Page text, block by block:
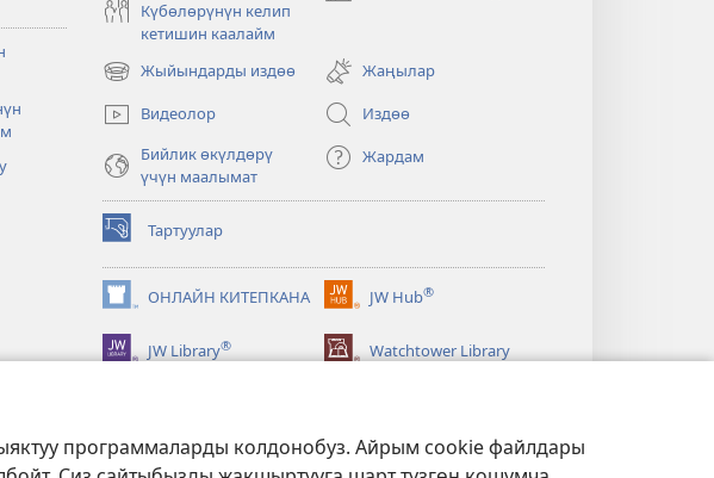
программаларды колдонобуз. Айрым cookie файлдары
Күбөлөрүнүн келип
кетишин каалайм
Жыйындарды издөө
(жаңы
терезе
ачат)
Жаңылар
Видеолор
Издөө
Бийлик өкүлдөрү
үчүн маалымат
Жардам
Тартуулар
(жаңы
терезе
ачат)
ОНЛАЙН КИТЕПКАНА
(жаңы
терезе
ачат)
JW Hub®
(жаңы
терезе
ачат)
JW Library® Watchtower Library